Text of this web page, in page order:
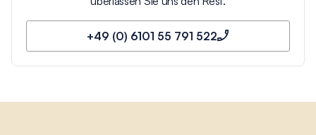
+49 (0) 6101 55 791 522